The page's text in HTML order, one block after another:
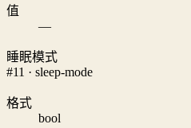
值
—
睡眠模式
#11 · sleep-mode
格式
bool